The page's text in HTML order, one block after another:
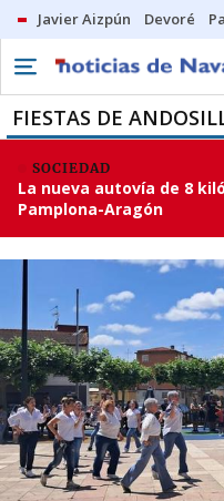
Javier Aizpún Devoré
FIESTAS DE
SOCIEDAD
La nueva autovía de 8
Pamplona-Aragón